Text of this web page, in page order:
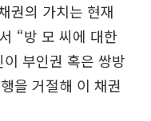
권의 가치는 현재
“방 모 씨에 대한
부인권 혹은 쌍방
을 거절해 이 채권